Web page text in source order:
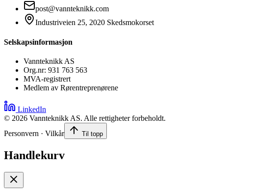
post@vannteknikk.com
Industriveien 25, 2020 Skedsmokorset
Selskapsinformasjon
Vannteknikk AS
Org.nr: 931 763 563
MVA-registrert
Medlem av Rørentreprenørene
LinkedIn
© 2026 Vannteknikk AS. Alle rettigheter forbeholdt.
Personvern · Vilkår
Til topp
Handlekurv